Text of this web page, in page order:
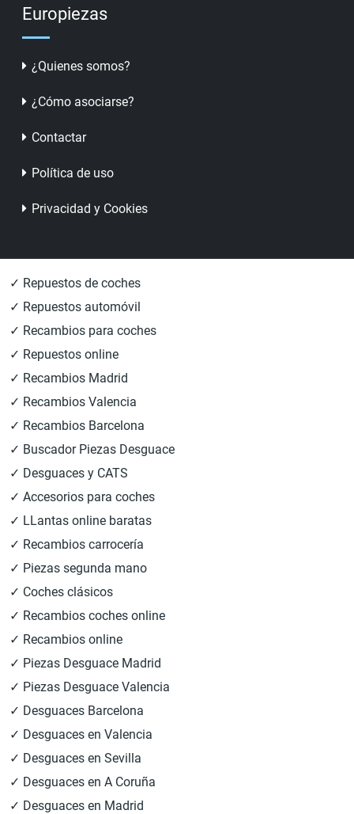
Europiezas
¿Quienes somos?
¿Cómo asociarse?
Contactar
Política de uso
Privacidad y Cookies
✓ Repuestos de coches
✓ Repuestos automóvil
✓ Recambios para coches
✓ Repuestos online
✓ Recambios Madrid
✓ Recambios Valencia
✓ Recambios Barcelona
✓ Buscador Piezas Desguace
✓ Desguaces y CATS
✓ Accesorios para coches
✓ LLantas online baratas
✓ Recambios carrocería
✓ Piezas segunda mano
✓ Coches clásicos
✓ Recambios coches online
✓ Recambios online
✓ Piezas Desguace Madrid
✓ Piezas Desguace Valencia
✓ Desguaces Barcelona
✓ Desguaces en Valencia
✓ Desguaces en Sevilla
✓ Desguaces en A Coruña
✓ Desguaces en Madrid